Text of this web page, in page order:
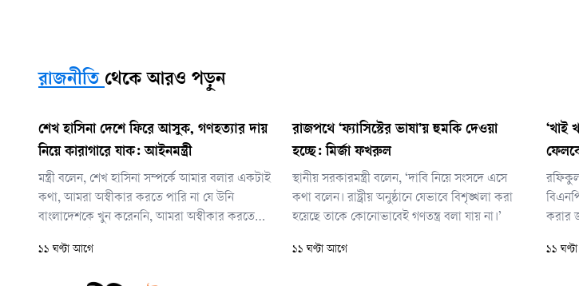
রাজনীতি থেকে আরও পড়ুন
শেখ হাসিনা দেশে ফিরে আসুক, গণহত্যার দায়
নিয়ে কারাগারে যাক: আইনমন্ত্রী
মন্ত্রী বলেন, শেখ হাসিনা সম্পর্কে আমার বলার একটাই
কথা, আমরা অস্বীকার করতে পারি না যে উনি
বাংলাদেশকে খুন করেননি, আমরা অস্বীকার করতে
ছিলেন না। সেই সব সত্যের মুখোমুখি যদি তিনি হতে
১১ ঘণ্টা আগে
রাজপথে ‘ফ্যাসিস্টের ভাষা’য় হুমকি দেওয়া
হচ্ছে: মির্জা ফখরুল
স্থানীয় সরকারমন্ত্রী বলেন, ‘দাবি নিয়ে সংসদে এসে
কথা বলেন। রাষ্ট্রীয় অনুষ্ঠানে যেভাবে বিশৃঙ্খলা করা
হয়েছে তাকে কোনোভাবেই গণতন্ত্র বলা যায় না।’
১১ ঘণ্টা আগে
‘খাই
করার
১১